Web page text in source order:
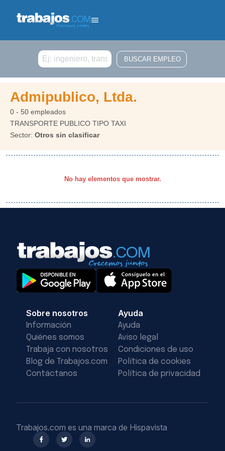
Buscar
Admipublico, Ltda.
0 - 50 empleados
TRANSPORTE PUBLICO TIPO TAXI
Sector: Otros sin clasificar
No hay elementos que mostrar.
Sobre nosotros
Información
Quiénes somos
Trabaja con nosotros
Blog de Trabajos.com
Contáctanos
Ayuda
Ayuda
Aviso legal
Condiciones de uso
Política de cookies
Política de privacidad
Trabajos.com es una marca de Hispavista